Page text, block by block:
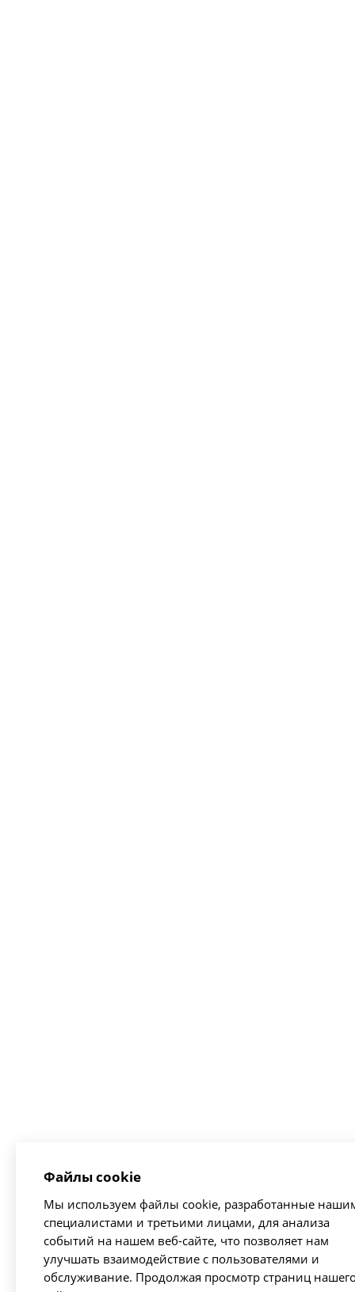
Файлы cookie
Мы используем файлы cookie, разработанные
специалистами и третьими лицами, для анализа
событий на нашем веб-сайте, что позволяет нам
улучшать взаимодействие с пользователями и
обслуживание. Продолжая просмотр страниц